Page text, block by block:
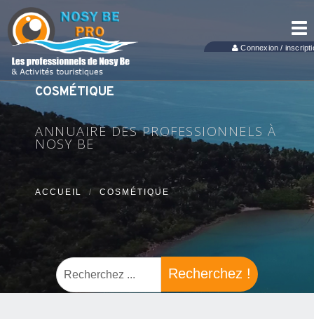
Connexion /
COSMÉTIQUE
ANNUAIRE DES PROFESSIONNELS À
NOSY BE
ACCUEIL COSMÉTIQUE
Recherchez !